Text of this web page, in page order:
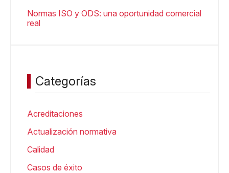
Normas ISO y ODS: una oportunidad comercial
real
Categorías
Acreditaciones
Actualización normativa
Calidad
Casos de éxito